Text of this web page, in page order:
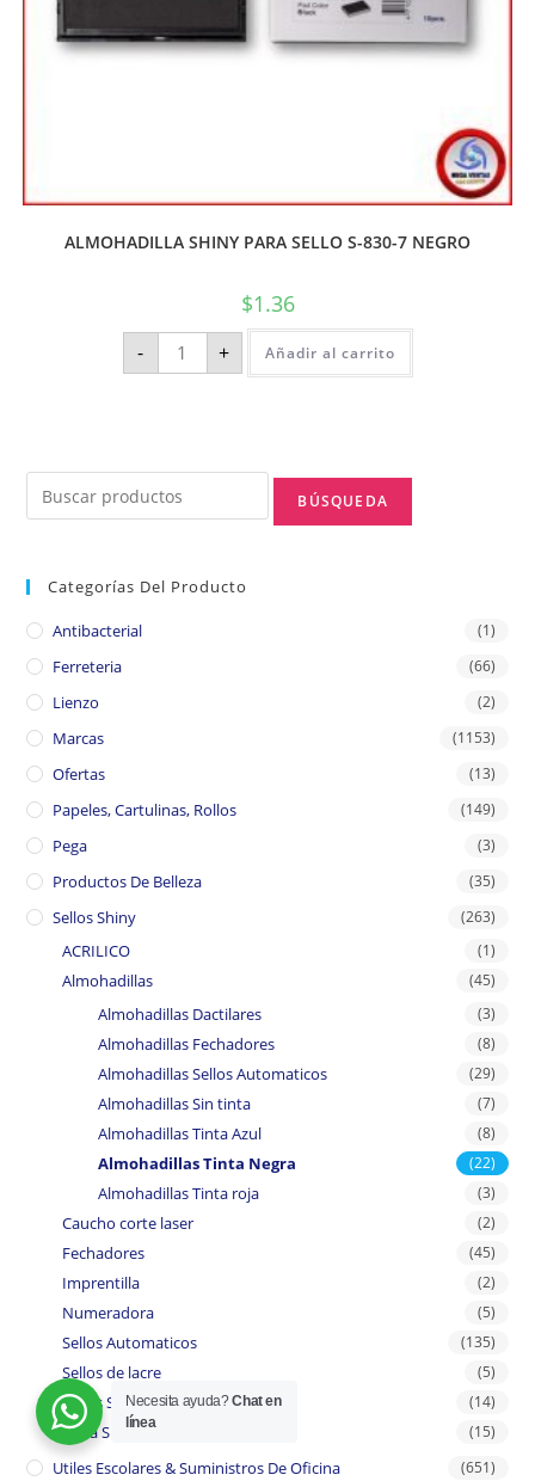
ALMOHADILLA SHINY PARA SELLO S-830-7 NEGRO
$1.36
- + Añadir al carrito
Categorías Del Producto
Antibacterial (1)
Ferreteria (66)
Lienzo (2)
Marcas (1153)
Ofertas (13)
Papeles, Cartulinas, Rollos (149)
Pega (3)
Productos De Belleza (35)
Sellos Shiny (263)
ACRILICO (1)
Almohadillas (45)
Almohadillas Dactilares (3)
Almohadillas Fechadores (8)
Almohadillas Sellos Automaticos (29)
Almohadillas Sin tinta (7)
Almohadillas Tinta Azul (8)
Almohadillas Tinta Negra (22)
Almohadillas Tinta roja (3)
Caucho corte laser (2)
Fechadores (45)
Imprentilla (2)
Numeradora (5)
Sellos Automaticos (135)
Sellos de lacre (5)
Sellos Secos (14)
Tinta Shiny (15)
Utiles Escolares & Suministros De Oficina (651)
Necesita ayuda?Chat en
línea